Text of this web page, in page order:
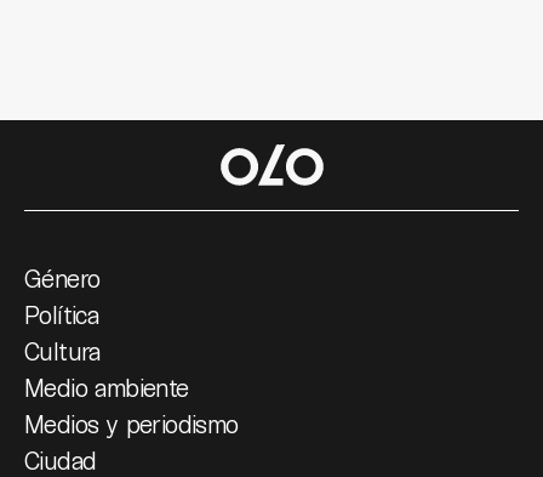
Género
Política
Cultura
Medio ambiente
Medios y periodismo
Ciudad